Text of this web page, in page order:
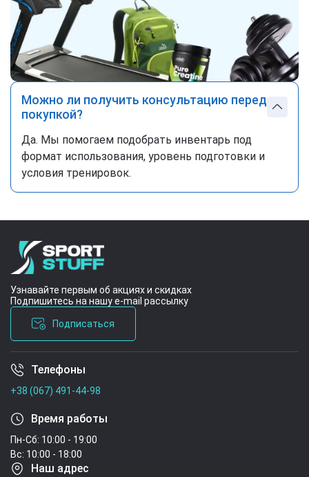
Можно ли получить консультацию перед
покупкой?
Да. Мы помогаем подобрать инвентарь под
формат использования, уровень подготовки и
условия тренировок.
Узнавайте первым об акциях и скидках
Подпишитесь на нашу e-mail рассылку
Подписаться
Условия соглашения
Телефоны
+38 (067) 491-44-98
Время работы
Пн-Сб: 10:00 - 19:00
Вс: 10:00 - 18:00
Наш адрес